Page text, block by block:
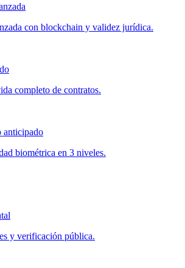
con blockchain y validez jurídica.
completo de contratos.
anticipado
biométrica en 3 niveles.
y verificación pública.